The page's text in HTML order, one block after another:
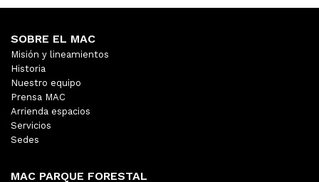
SOBRE EL MAC
Misión y lineamientos
Historia
Nuestro equipo
Prensa MAC
Arrienda espacios
Servicios
Sedes
MAC PARQUE FORESTAL